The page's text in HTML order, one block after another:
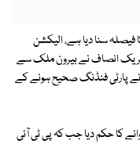
سنا دیا ہے، الیکشن
انصاف نے بیرون ملک سے
پارٹی فنڈنگ صحیح ہونے کے
کا حکم دیا جب کہ پی ٹی آئی